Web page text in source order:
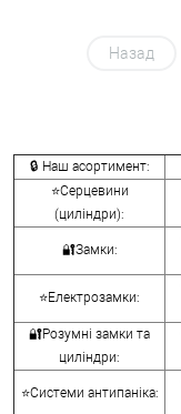
Назад
🔒 Наш асортимент:
⭐Серцевини
(циліндри):
🔐Замки:
⭐Електрозамки:
🔐Розумні замки та
циліндри:
⭐Системи антипаніка: